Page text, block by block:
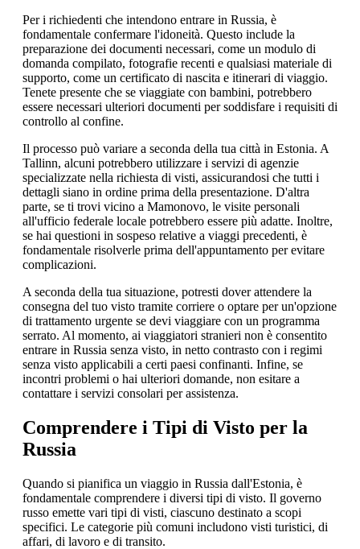
Per i richiedenti che intendono entrare in Russia, è
fondamentale confermare l'idoneità. Questo include la
preparazione dei documenti necessari, come un modulo di
domanda compilato, fotografie recenti e qualsiasi materiale di
supporto, come un certificato di nascita e itinerari di viaggio.
Tenete presente che se viaggiate con bambini, potrebbero
essere necessari ulteriori documenti per soddisfare i requisiti di
controllo al confine.
Il processo può variare a seconda della tua città in Estonia. A
Tallinn, alcuni potrebbero utilizzare i servizi di agenzie
specializzate nella richiesta di visti, assicurandosi che tutti i
dettagli siano in ordine prima della presentazione. D'altra
parte, se ti trovi vicino a Mamonovo, le visite personali
all'ufficio federale locale potrebbero essere più adatte. Inoltre,
se hai questioni in sospeso relative a viaggi precedenti, è
fondamentale risolverle prima dell'appuntamento per evitare
complicazioni.
A seconda della tua situazione, potresti dover attendere la
consegna del tuo visto tramite corriere o optare per un'opzione
di trattamento urgente se devi viaggiare con un programma
serrato. Al momento, ai viaggiatori stranieri non è consentito
entrare in Russia senza visto, in netto contrasto con i regimi
senza visto applicabili a certi paesi confinanti. Infine, se
incontri problemi o hai ulteriori domande, non esitare a
contattare i servizi consolari per assistenza.
Comprendere i Tipi di Visto per la
Russia
Quando si pianifica un viaggio in Russia dall'Estonia, è
fondamentale comprendere i diversi tipi di visto. Il governo
russo emette vari tipi di visti, ciascuno destinato a scopi
specifici. Le categorie più comuni includono visti turistici, di
affari, di lavoro e di transito.